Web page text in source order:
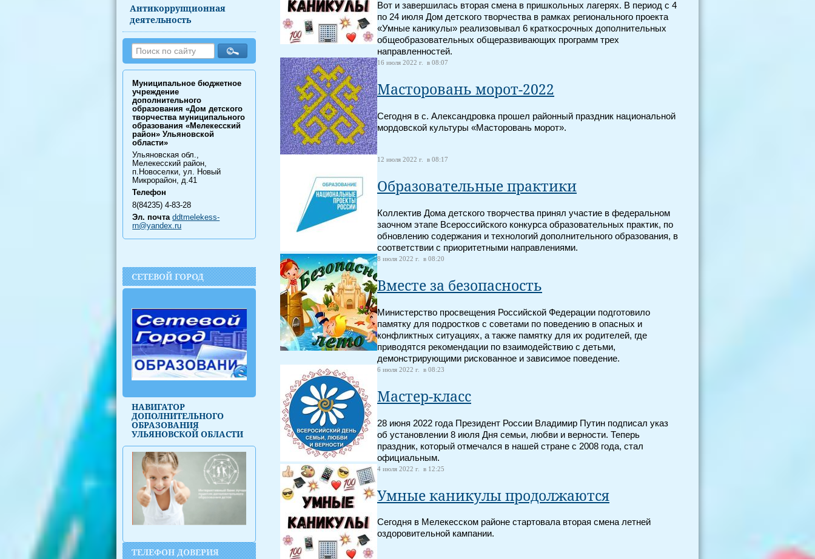
Антикоррупционная
деятельность
Муниципальное бюджетное
учреждение
дополнительного
образования «Дом детского
творчества муниципального
образования «Мелекесский
район» Ульяновской
области»
Ульяновская обл.,
Мелекесский район,
п.Новоселки, ул. Новый
Микрорайон, д.41
Телефон
8(84235) 4-83-28
Эл. почта ddtmelekess-
rn@yandex.ru
СЕТЕВОЙ ГОРОД
НАВИГАТОР
ДОПОЛНИТЕЛЬНОГО
ОБРАЗОВАНИЯ
УЛЬЯНОВСКОЙ ОБЛАСТИ
ТЕЛЕФОН ДОВЕРИЯ
Вот и завершилась вторая смена в пришкольных лагерях. В период с 4
по 24 июля Дом детского творчества в рамках регионального проекта
«Умные каникулы» реализовывал 6 краткосрочных дополнительных
общеобразовательных общеразвивающих программ трех
направленностей.
16 июля 2022 г. в 08:07
Масторовань морот-2022
Сегодня в с. Александровка прошел районный праздник национальной
мордовской культуры «Масторовань морот».
12 июля 2022 г. в 08:17
Образовательные практики
Коллектив Дома детского творчества принял участие в федеральном
заочном этапе Всероссийского конкурса образовательных практик, по
обновлению содержания и технологий дополнительного образования, в
соответствии с приоритетными направлениями.
8 июля 2022 г. в 08:20
Вместе за безопасность
Министерство просвещения Российской Федерации подготовило
памятку для подростков с советами по поведению в опасных и
конфликтных ситуациях, а также памятку для их родителей, где
приводятся рекомендации по взаимодействию с детьми,
демонстрирующими рискованное и зависимое поведение.
6 июля 2022 г. в 08:23
Мастер-класс
28 июня 2022 года Президент России Владимир Путин подписал указ
об установлении 8 июля Дня семьи, любви и верности. Теперь
праздник, который отмечался в нашей стране с 2008 года, стал
официальным.
4 июля 2022 г. в 12:25
Умные каникулы продолжаются
Сегодня в Мелекесском районе стартовала вторая смена летней
оздоровительной кампании.